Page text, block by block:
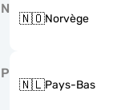
N
🇳🇴Norvège
P
🇳🇱Pays-Bas